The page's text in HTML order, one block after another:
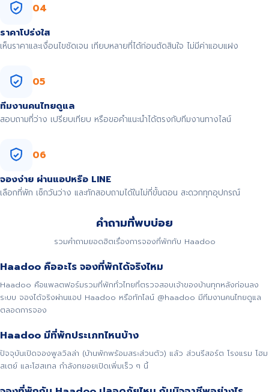
04
ราคาโปร่งใส
เห็นราคาและเงื่อนไขชัดเจน เทียบหลายที่ได้ก่อนตัดสินใจ ไม่มีค่าแอบแฝง
05
ทีมงานคนไทยดูแล
สอบถามที่ว่าง เปรียบเทียบ หรือขอคำแนะนำได้ตรงกับทีมงานทางไลน์
06
จองง่าย ผ่านแอปหรือ LINE
เลือกที่พัก เช็กวันว่าง และทักสอบถามได้ในไม่กี่ขั้นตอน สะดวกทุกอุปกรณ์
คำถามที่พบบ่อย
รวมคำถามยอดฮิตเรื่องการจองที่พักกับ Haadoo
Haadoo คืออะไร จองที่พักได้จริงไหม
Haadoo คือแพลตฟอร์มรวมที่พักทั่วไทยที่ตรวจสอบเจ้าของบ้านทุกหลังก่อนลง
ระบบ จองได้จริงผ่านแอป Haadoo หรือทักไลน์ @haadoo มีทีมงานคนไทยดูแล
ตลอดการจอง
Haadoo มีที่พักประเภทไหนบ้าง
ปัจจุบันเปิดจองพูลวิลล่า (บ้านพักพร้อมสระส่วนตัว) แล้ว ส่วนรีสอร์ต โรงแรม โฮม
สเตย์ และโฮสเทล กำลังทยอยเปิดเพิ่มเร็ว ๆ นี้